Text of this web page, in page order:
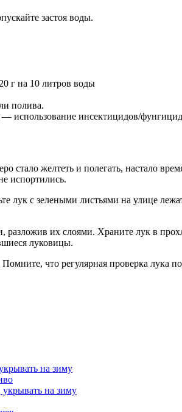
застоя воды.
г на 10 литров воды
полива.
использование инсектицидов/
стало желтеть и полегать, настало
испортились.
с зелеными листьями на улице
их слоями. Храните лук в
луковицы.
что регулярная проверка
на зиму
укрывать на зиму